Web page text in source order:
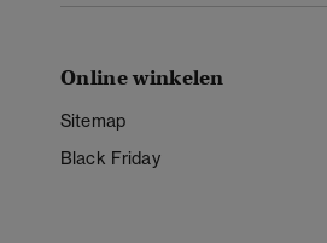
Online winkelen
Sitemap
Black Friday